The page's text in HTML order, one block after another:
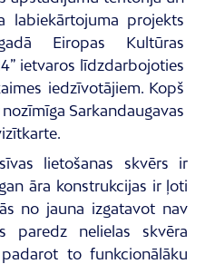
labiekārtojuma projekts
Eiropas Kultūras
ietvaros līdzdarbojoties
iedzīvotājiem. Kopš
nozīmīga Sarkandaugavas
lietošanas skvērs ir
āra konstrukcijas ir ļoti
no jauna izgatavot nav
paredz nelielas skvēra
to funkcionālāku